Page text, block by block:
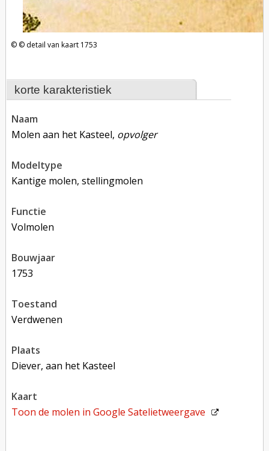
korte karakteristiek
naam
Molen aan het Kasteel, opvolger
modeltype
Kantige molen, stellingmolen
functie
volmolen
bouwjaar
1753
toestand
verdwenen
plaats
Diever, aan het Kasteel
kaart
Toon de molen inGoogle Satelietweergave
detail van kaart 1753